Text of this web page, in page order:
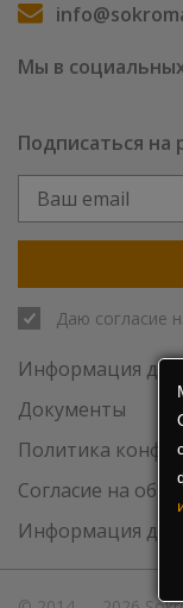
Мы в
Подписаться на
Даю согласие
Информация для
Документы
Политика
Согласие на
Информация для